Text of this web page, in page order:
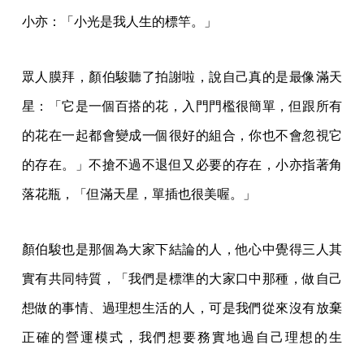
小亦：「小光是我人生的標竿。」
眾人膜拜，顏伯駿聽了拍謝啦，說自己真的是最像滿天
星：「它是一個百搭的花，入門門檻很簡單，但跟所有
的花在一起都會變成一個很好的組合，你也不會忽視它
的存在。」不搶不過不退但又必要的存在，小亦指著角
落花瓶，「但滿天星，單插也很美喔。」
顏伯駿也是那個為大家下結論的人，他心中覺得三人其
實有共同特質，「我們是標準的大家口中那種，做自己
想做的事情、過理想生活的人，可是我們從來沒有放棄
正確的營運模式，我們想要務實地過自己理想的生